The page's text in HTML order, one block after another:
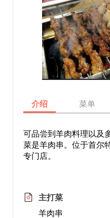
介绍 菜单
可品尝到羊肉料理以及
菜是羊肉串。位于首尔
专门店。
主打菜
羊肉串